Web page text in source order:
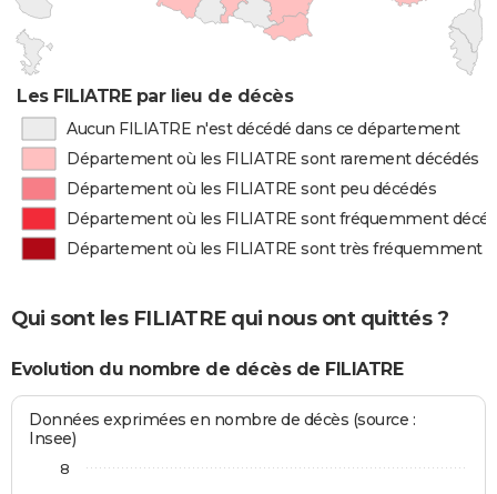
Les FILIATRE par lieu de décès
Aucun FILIATRE n'est décédé dans ce département
Département où les FILIATRE sont rarement décédés
Département où les FILIATRE sont peu décédés
Département où les FILIATRE sont fréquemment
Département où les FILIATRE sont très fréquemment
Qui sont les FILIATRE qui nous ont quittés ?
Evolution du nombre de décès de FILIATRE
Données exprimées en nombre de décès (source :
Insee)
8